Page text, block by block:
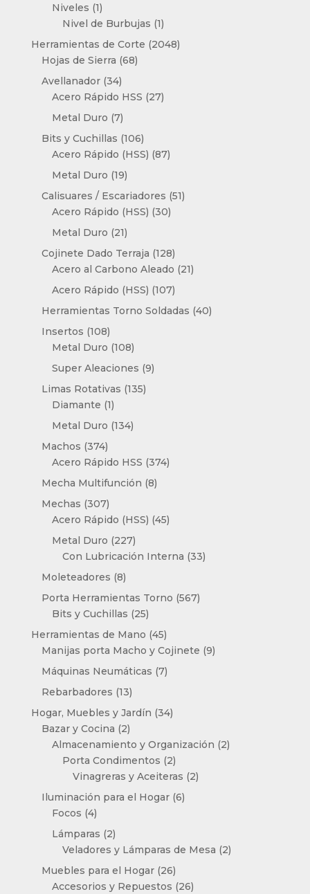
Niveles 11
producto
Nivel de Burbujas 11
producto
Herramientas de Corte 20482048
Hojas de Sierra 6868
Avellanador 3434
productos
Acero Rápido HSS 2727
Metal Duro 77
productos
Bits y Cuchillas 106106
productos
Acero Rápido (HSS) 8787
Metal Duro 1919
productos
Calisuares / Escariadores 5151
Acero Rápido (HSS) 3030
Metal Duro 2121
productos
Cojinete Dado Terraja 128128
productos
Acero al Carbono Aleado 2121
Acero Rápido (HSS) 107107
productos
Herramientas Torno Soldadas 4040
Insertos 108108
productos
Metal Duro 108108
productos
Super Aleaciones 99
Limas Rotativas 135135
Diamante 11
producto
Metal Duro 134134
Machos 374374
productos
Acero Rápido HSS 374374
Mecha Multifunción 88
Mechas 307307
productos
Acero Rápido (HSS) 4545
Metal Duro 227227
productos
Con Lubricación Interna 3333
Moleteadores 88
productos
Porta Herramientas Torno 567567
Bits y Cuchillas 2525
productos
Herramientas de Mano 4545
productos
Manijas porta Macho y Cojinete 99
Máquinas Neumáticas 77
Rebarbadores 1313
productos
Hogar, Muebles y Jardín 3434
Bazar y Cocina 22
productos
Almacenamiento y Organización 22
Porta Condimentos 22
productos
Vinagreras y Aceiteras 22
Iluminación para el Hogar 66
Focos 44
productos
Lámparas 22
productos
Veladores y Lámparas de Mesa 22
Muebles para el Hogar 2626
productos
Accesorios y Repuestos 2626